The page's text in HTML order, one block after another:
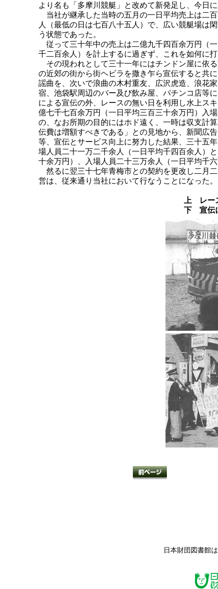
より名も「多摩川競艇」と改めて新発足し、今日
当社が継承した当時の五月の一日平均売上は二
人（最低の日は七百八十五人）で、広い競艇場は
う状態であった。
従って三十年中の売上は二億九千四百余万円（
千二百余人）を計上するに過ぎず、これを如何に
その現われとして三十一年にはチンドン屋に依
の近郊の街から街ヘビラを撒き乍ら宣伝すると共
謡曲を、次いで浪曲の木村重友、広沢虎造、浪花
宿、池袋駅周辺のバー及び飲み屋、パチンコ店等
による宣伝の外、レースの無い日を利用し水上ス
億七千七百余万円（一日平均三百三十余万円）入
の、なお所期の目的にはホド遠く、一時は収支計
伝費は増額すべきである」との見地から、新聞広
等、宣伝とサービス向上に努力した結果、三十五
場人員二十一万二千余人（一日平均千四百余人）
十余万円）、入場人員二十三万余人（一日平均千
然るに翌三十七年青梅市との契約を更改し二月
営は、従来通り当社において行なうことになった。
上 レー
下 宣伝
日本財団図書館